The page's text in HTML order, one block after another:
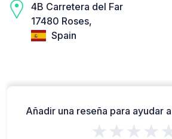
4B Carretera del Far
17480 Roses,
Spain
Añadir una reseña para ayudar